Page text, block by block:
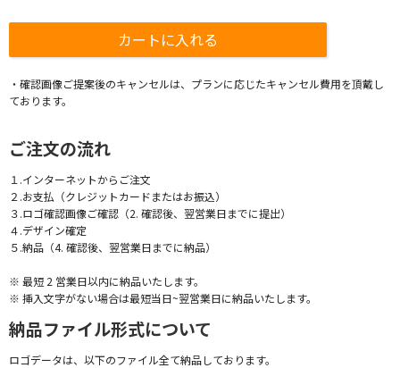
・確認画像ご提案後のキャンセルは、プランに応じたキャンセル費用を頂戴し
ております。
ご注文の流れ
１.インターネットからご注文
２.お支払（クレジットカードまたはお振込）
３.ロゴ確認画像ご確認（2. 確認後、翌営業日までに提出）
４.デザイン確定
５.納品（4. 確認後、翌営業日までに納品）
※ 最短 2 営業日以内に納品いたします。
※ 挿入文字がない場合は最短当日~翌営業日に納品いたします。
納品ファイル形式について
ロゴデータは、以下のファイル全て納品しております。